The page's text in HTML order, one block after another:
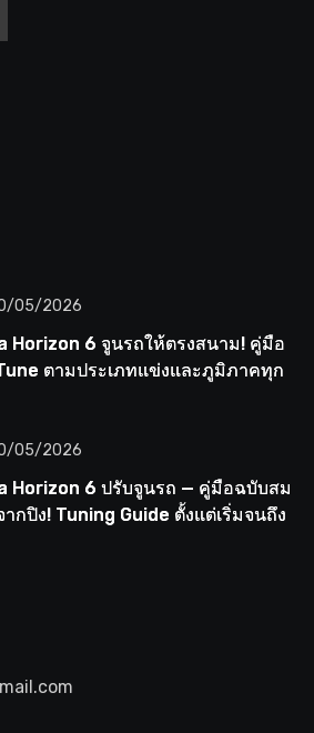
05/2026
Horizon 6 จูนรถให้ตรงสนาม! คู่มือ
ตามประเภทแข่งและภูมิภาคทุก
05/2026
Horizon 6 ปรับจูนรถ — คู่มือฉบับสม
กปิง! Tuning Guide ตั้งแต่เริ่มจนถึง